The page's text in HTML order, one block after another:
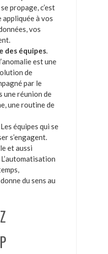
propage, c’est
appliquée à vos
vos
des équipes.
est une
de
par le
une réunion de
une routine de
Les équipes qui se
s’engagent.
et aussi
du sens au